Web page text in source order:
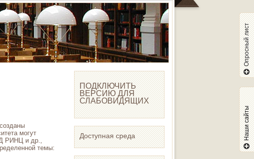
могут
РИНЦ и др.,
темы:
ПОДКЛЮЧИТЬ
ВЕРСИЮ ДЛЯ
СЛАБОВИДЯЩИХ
Доступная среда
Опросный лист
Наши сайты